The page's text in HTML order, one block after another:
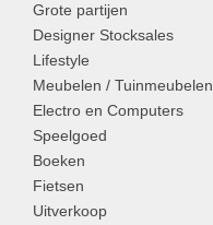
Grote partijen
Designer Stocksales
Lifestyle
Meubelen / Tuinmeubelen
Electro en Computers
Speelgoed
Boeken
Fietsen
Uitverkoop